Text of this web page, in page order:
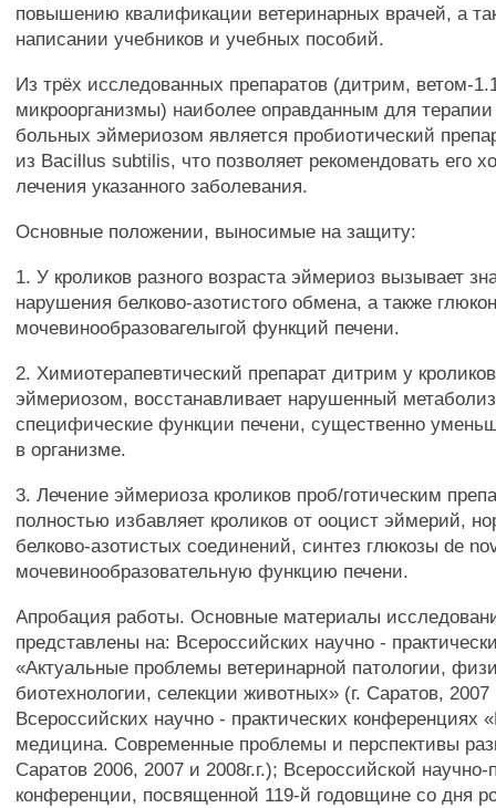
повышению квалификации ветеринарных врачей, а
написании учебников и учебных пособий.
Из трёх исследованных препаратов (дитрим, ветом-
микроорганизмы) наиболее оправданным для терапии
больных эймериозом является пробиотический
из Bacillus subtilis, что позволяет рекомендовать его
лечения указанного заболевания.
Основные положении, выносимые на защиту:
1. У кроликов разного возраста эймериоз вызывает
нарушения белково-азотистого обмена, а также
мочевинообразовагелыгой функций печени.
2. Химиотерапевтический препарат дитрим у
эймериозом, восстанавливает нарушенный
специфические функции печени, существенно
в организме.
3. Лечение эймериоза кроликов проб/готическим
полностью избавляет кроликов от ооцист эймерий,
белково-азотистых соединений, синтез глюкозы de
мочевинообразовательную функцию печени.
Апробация работы. Основные материалы
представлены на: Всероссийских научно -
«Актуальные проблемы ветеринарной патологии,
биотехнологии, селекции животных» (г. Саратов, 2007
Всероссийских научно - практических конференциях
медицина. Современные проблемы и перспективы
Саратов 2006, 2007 и 2008г.г.); Всероссийской научно-
конференции, посвященной 119-й годовщине со дня